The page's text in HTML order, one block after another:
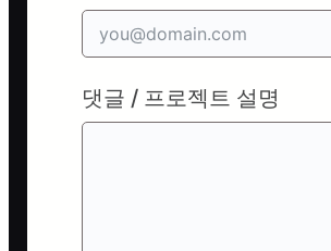
댓글 / 프로젝트 설명